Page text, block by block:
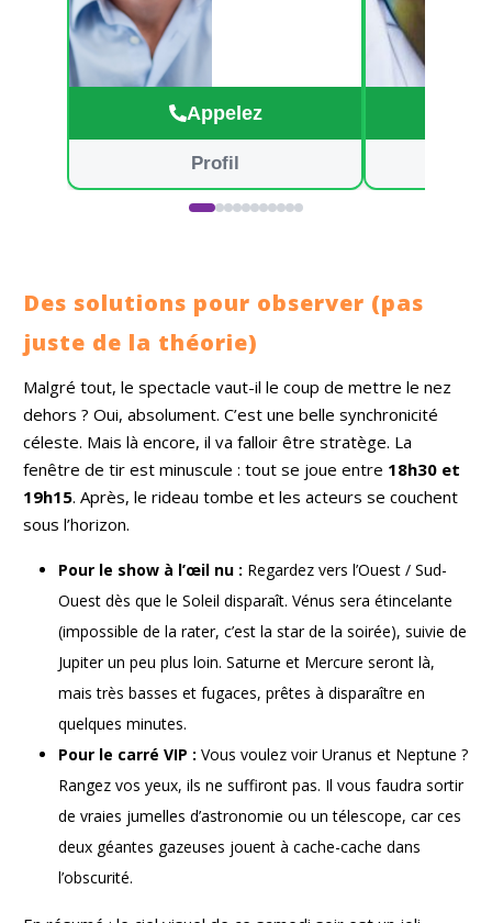
plaisir, à tout de
Appelez
Profil
Des solutions pour observer (pas
juste de la théorie)
Malgré tout, le spectacle vaut-il le coup de mettre le nez
dehors ? Oui, absolument. C’est une belle synchronicité
céleste. Mais là encore, il va falloir être stratège. La
fenêtre de tir est minuscule : tout se joue entre 18h30 et
19h15. Après, le rideau tombe et les acteurs se couchent
sous l’horizon.
Pour le show à l’œil nu : Regardez vers l’Ouest / Sud-
Ouest dès que le Soleil disparaît. Vénus sera étincelante
(impossible de la rater, c’est la star de la soirée), suivie de
Jupiter un peu plus loin. Saturne et Mercure seront là,
mais très basses et fugaces, prêtes à disparaître en
quelques minutes.
Pour le carré VIP : Vous voulez voir Uranus et Neptune ?
Rangez vos yeux, ils ne suffiront pas. Il vous faudra sortir
de vraies jumelles d’astronomie ou un télescope, car ces
deux géantes gazeuses jouent à cache-cache dans
l’obscurité.